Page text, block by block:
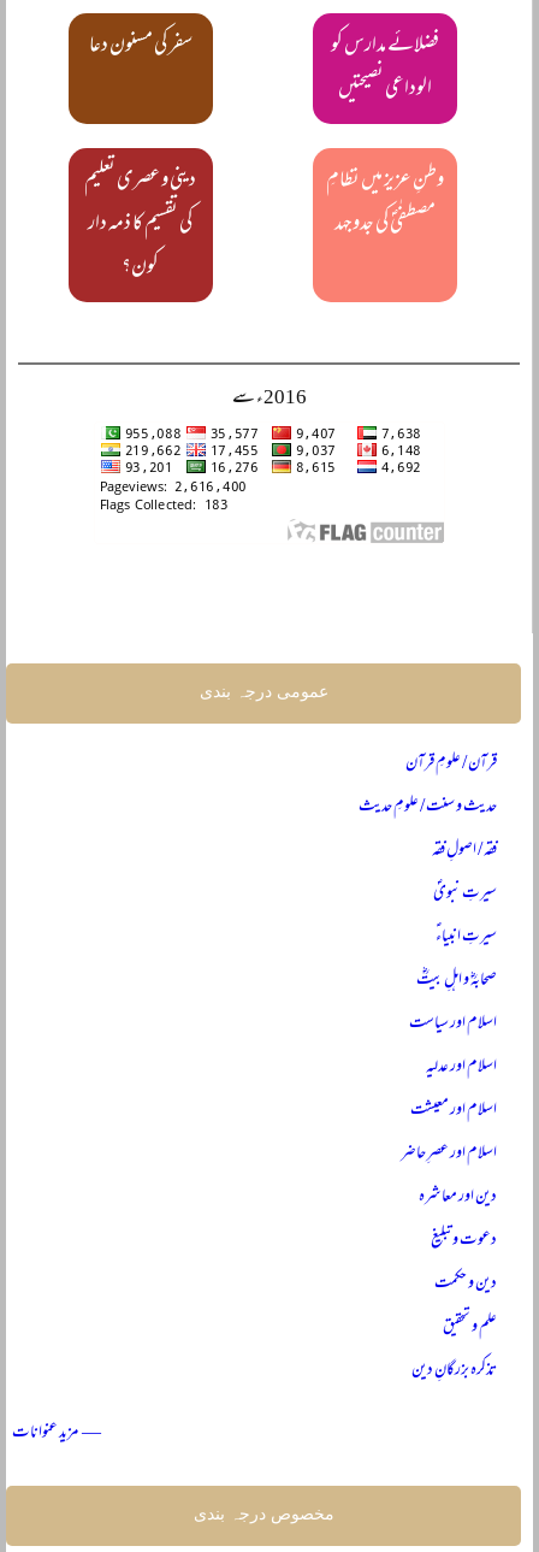
فضلائے مدارس کو
الوداعی نصیحتیں
سفر کی مسنون دعا
وطنِ عزیز میں نظامِ
مصطفٰیؐ کی جدوجہد
دینی و عصری تعلیم
کی تقسیم کا ذمہ دار
کون؟
2016ء سے
عمومی درجہ بندی
قرآن / علومِ قرآن
حدیث و سنت / علومِ حدیث
فقہ / اصولِ فقہ
سیرتِ نبویؐ
سیرتِ انبیاءؑ
صحابہؓ و اہلِ بیتؓ
اسلام اور سیاست
اسلام اور عدلیہ
اسلام اور معیشت
اسلام اور عصرِ حاضر
دین اور معاشرہ
دعوت و تبلیغ
دین و حکمت
علم و تحقیق
تذکرہ بزرگانِ دین
— مزید عنوانات
مخصوص درجہ بندی